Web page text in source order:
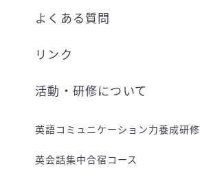
よくある質問
リンク
活動・研修について
英語コミュニケーション力養成研修
英会話集中合宿コース